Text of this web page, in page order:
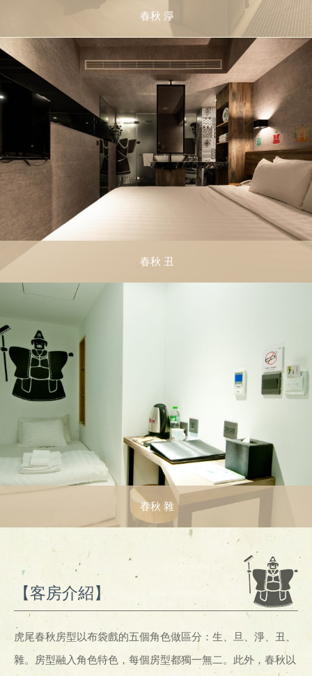
春秋 淨
春秋 丑
春秋 雜
【客房介紹】
虎尾春秋房型以布袋戲的五個角色做區分：生、旦、淨、丑、
雜。房型融入角色特色，每個房型都獨一無二。此外，春秋以